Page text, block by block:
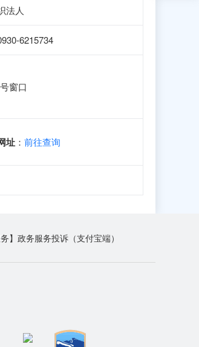
法人
6215734
窗口
址 ： 前往查询
】政务服务投诉（支付宝端）